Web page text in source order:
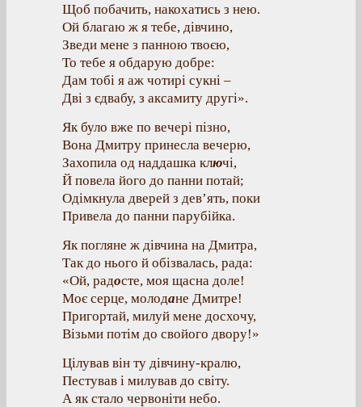
Щоб побачить, накохатись з нею.
Ой благаю ж я тебе, дівчино,
Зведи мене з панною твоєю,
То тебе я обдарую добре:
Дам тобі я аж чотирі сукні –
Дві з єдвабу, з аксамиту другі».
Як було вже по вечері пізно,
Вона Дмитру принесла вечерю,
Захопила од наддашка ключі,
Й повела його до панни потай;
Одімкнула дверей з дев’ять, поки
Привела до панни парубійка.
Як погляне ж дівчина на Дмитра,
Так до нього й обізвалась, рада:
«Ой, радосте, моя щасна доле!
Моє серце, молодане Дмитре!
Пригортай, милуй мене доcхочу,
Візьми потім до свойого двору!»
Цілував він ту дівчину-кралю,
Пестував і милував до світу.
А як стало червоніти небо.